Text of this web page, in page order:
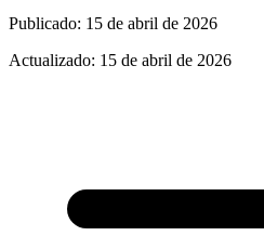
Publicado: 15 de abril de 2026
Actualizado: 15 de abril de 2026